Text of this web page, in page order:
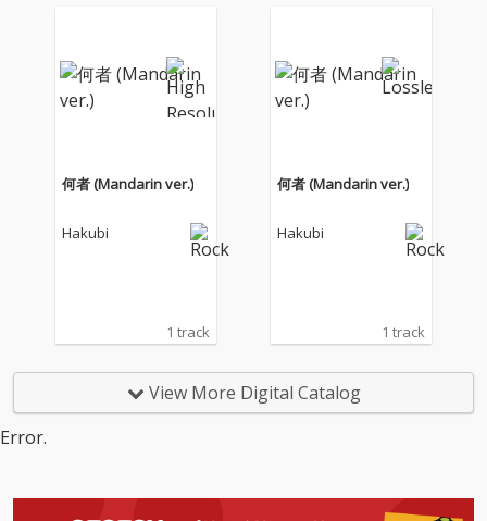
るムービー『The Derb
y Dream Goes ON〜鳴
りやまないダービーの
るムービー『The Derb
y Dream Goes ON〜鳴
りやまないダービーの
何者 (Mandarin ver.)
Hakubi
1 track
何者 (Mandarin ver.)
Hakubi
1 track
View More Digital Catalog
Error.